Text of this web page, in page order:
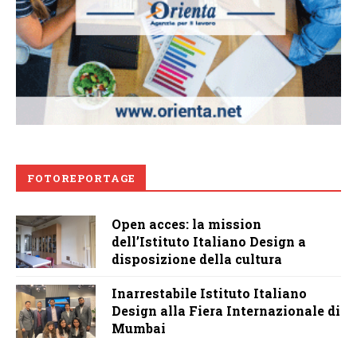
FOTOREPORTAGE
Open acces: la mission
dell’Istituto Italiano Design a
disposizione della cultura
Inarrestabile Istituto Italiano
Design alla Fiera Internazionale di
Mumbai